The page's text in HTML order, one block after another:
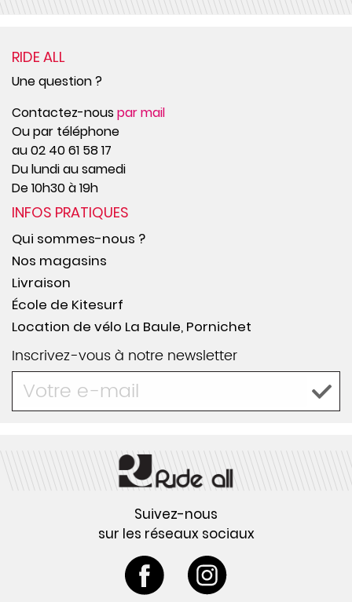
RIDE ALL
Une question ?
Contactez-nouspar mail
Ou par téléphone
au 02 40 61 58 17
Du lundi au samedi
De 10h30 à 19h
INFOS PRATIQUES
Qui sommes-nous ?
Nos magasins
Livraison
École de Kitesurf
Location de vélo La Baule, Pornichet
Inscrivez-vous à notre newsletter
Suivez-nous
sur les réseaux sociaux